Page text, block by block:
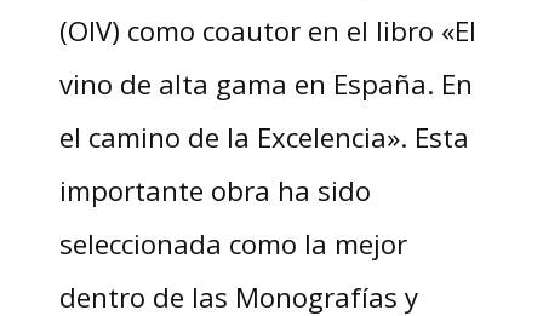
(OIV) como coautor en el libro «El
vino de alta gama en España. En
el camino de la Excelencia». Esta
importante obra ha sido
seleccionada como la mejor
dentro de las Monografías y